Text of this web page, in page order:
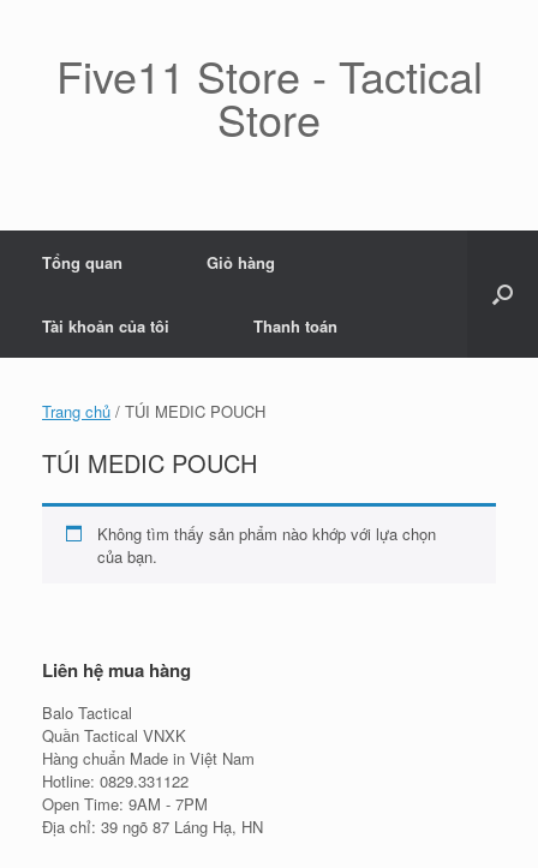
Five11 Store - Tactical
Store
Tổng quan Giỏ hàng
Tài khoản của tôi Thanh toán
Trang chủ / TÚI MEDIC POUCH
TÚI MEDIC POUCH
Không tìm thấy sản phẩm nào khớp với lựa chọn
của bạn.
Liên hệ mua hàng
Balo Tactical
Quần Tactical VNXK
Hàng chuẩn Made in Việt Nam
Hotline: 0829.331122
Open Time: 9AM - 7PM
Địa chỉ: 39 ngõ 87 Láng Hạ, HN